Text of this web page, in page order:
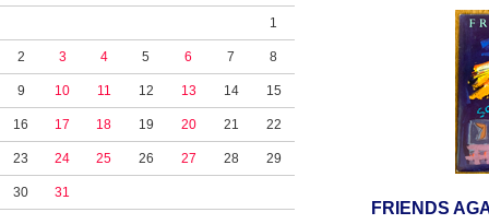
1
2 3 4 5 6 7 8
9 10 11 12 13 14 15
16 17 18 19 20 21 22
23 24 25 26 27 28 29
30 31
FRIENDS